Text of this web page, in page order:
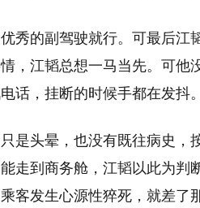
秀的副驾驶就行。可最后江
，江韬总想一马当先。可他
话，挂断的时候手都在发抖。
是头晕，也没有既往病史，
走到商务舱，江韬以此为判
客发生心源性猝死，就差了